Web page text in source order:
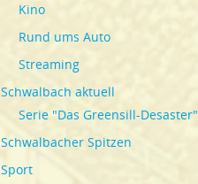
Kino
Rund ums Auto
Streaming
Schwalbach aktuell
Serie "Das Greensill-Desaster"
Schwalbacher Spitzen
Sport